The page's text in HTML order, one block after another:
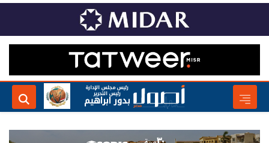
رئيس مجلس الإدارة
رئيس التحرير
بدور ابراهيم